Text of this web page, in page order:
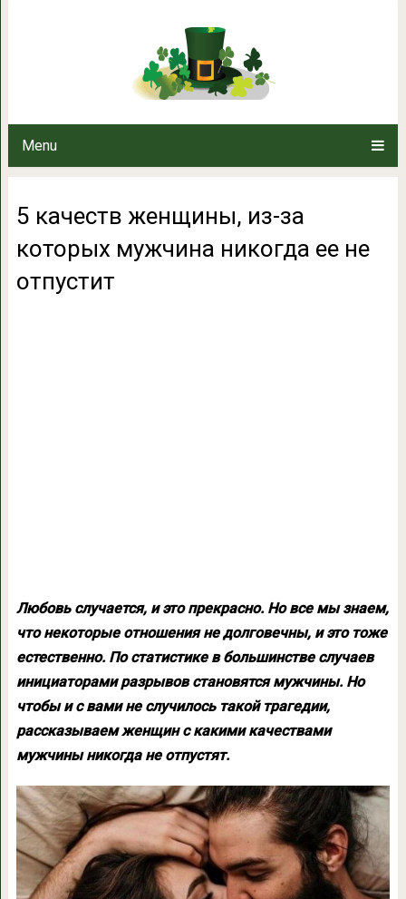
Menu
5 качеств женщины, из-за
5 качеств женщины, из-за
которых мужчина никогда ее не
отпустит
Любовь случается, и это прекрасно. Но все мы знаем,
что некоторые отношения не долговечны, и это тоже
естественно. По статистике в большинстве случаев
инициаторами разрывов становятся мужчины. Но
чтобы и с вами не случилось такой трагедии,
рассказываем женщин с какими качествами
мужчины никогда не отпустят.